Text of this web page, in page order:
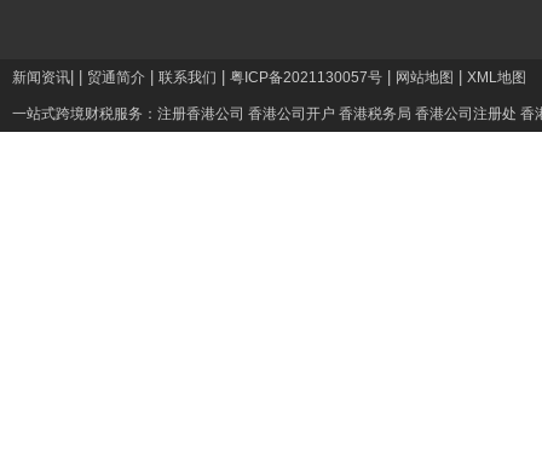
新闻资讯 贸通简介 联系我们 粤ICP备2021130057号 网站地图 XML地图
一站式跨境财税服务： 注册香港公司 香港公司开户 香港税务局 香港公司注册处 香